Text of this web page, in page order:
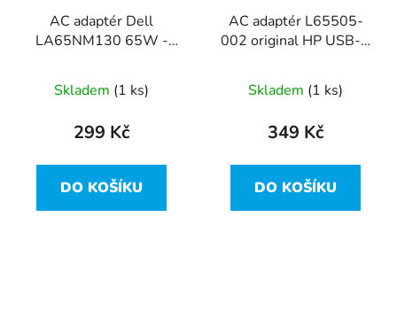
AC adaptér Dell
LA65NM130 65W -
Skladem (1 ks)
299 Kč
DO KOŠÍKU
AC adaptér L65505-
002 original HP USB-C
Skladem (1 ks)
349 Kč
DO KOŠÍKU